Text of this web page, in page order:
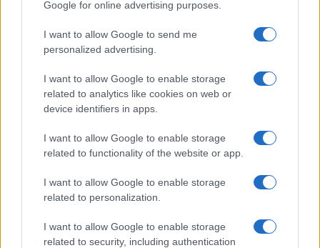
Google for online advertising purposes.
I want to allow Google to send me
personalized advertising.
I want to allow Google to enable storage
related to analytics like cookies on web or
device identifiers in apps.
I want to allow Google to enable storage
related to functionality of the website or app.
I want to allow Google to enable storage
related to personalization.
I want to allow Google to enable storage
related to security, including authentication
Αργότερα παρέδωσε τον σουγιά στους αστυνομικούς της
Υποδιεύθυνσης Δίωξης και Εξιχνίασης Εγκλημάτων
Ιωαννίνων.
Συνελήφθησαν και οι γονείς
Η Αστυνομία προχώρησε και στη σύλληψη των γονέων
Οι γονείς συνελήφθησαν με την κατηγορία της